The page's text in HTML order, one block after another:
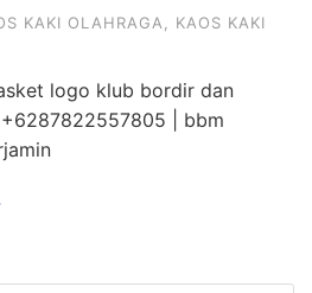
KAKI OLAHRAGA
KAOS KAKI
logo klub bordir dan
| bbm